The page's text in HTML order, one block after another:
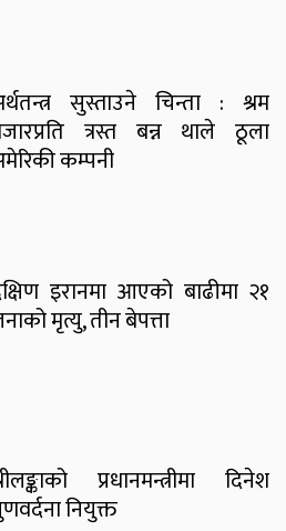
सुस्ताउने चिन्ता : श्रम
त्रस्त बन्न थाले ठूला
कम्पनी
इरानमा आएको बाढीमा २१
मृत्यु, तीन बेपत्ता
प्रधानमन्त्रीमा दिनेश
नियुक्त